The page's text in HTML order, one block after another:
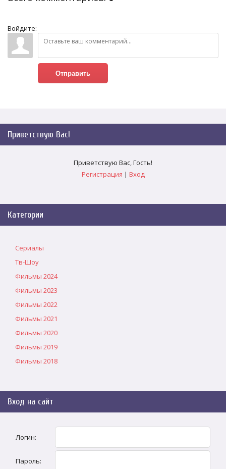
Войдите:
Отправить
Приветствую Вас!
Приветствую Вас,Гость!
Регистрация | Вход
Категории
Сериалы
Тв-Шоу
Фильмы 2024
Фильмы 2023
Фильмы 2022
Фильмы 2021
Фильмы 2020
Фильмы 2019
Фильмы 2018
Вход на сайт
Логин:
Пароль: